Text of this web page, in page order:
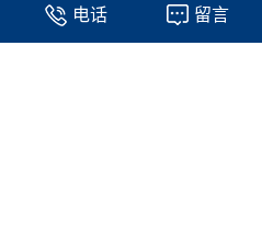
电话 留言